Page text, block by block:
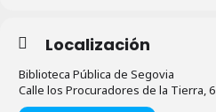
Localización
Biblioteca Pública de Segovia
Calle los Procuradores de la Tierra, 6